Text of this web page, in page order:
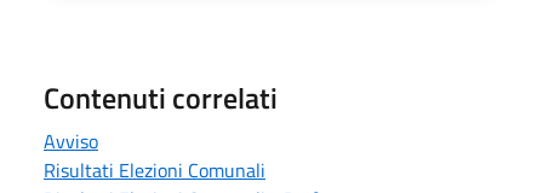
Contenuti correlati
Avviso
Risultati Elezioni Comunali